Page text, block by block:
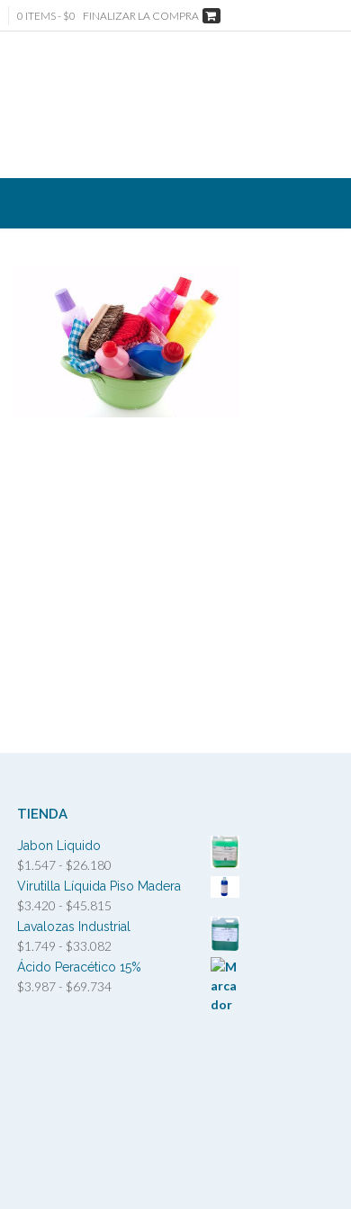
0 ITEMS - $0 FINALIZAR LA COMPRA
TIENDA
Jabon Liquido
$1.547 - $26.180
de
desde
hasta
$26.180
Virutilla Líquida Piso Madera
$3.420 - $45.815
de
desde
Lavalozas Industrial
$1.749 - $33.082
de
Ácido Peracético 15%
$3.987 - $69.734Rango